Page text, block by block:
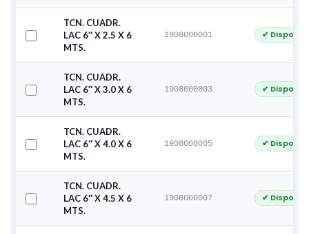
TCN. CUADR.
LAC 6″ X 2.5 X 6
MTS.
1908000001 ✔
TCN. CUADR.
LAC 6″ X 3.0 X 6
MTS.
1908000003 ✔
TCN. CUADR.
LAC 6″ X 4.0 X 6
MTS.
1908000005 ✔
TCN. CUADR.
LAC 6″ X 4.5 X 6
MTS.
1908000007 ✔